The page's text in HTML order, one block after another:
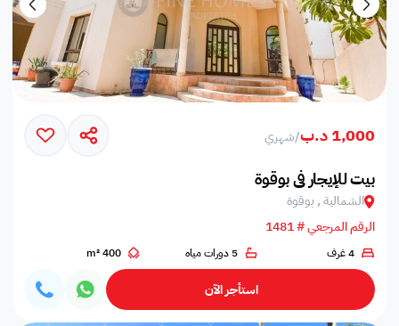
1,000 د.ب /شهري
بيت للإيجار في بوقوة
الشمالية , بوقوة
الرقم المرجعي # 1481
4 غرف 5 دورات مياه 400 m²
استأجر الآن